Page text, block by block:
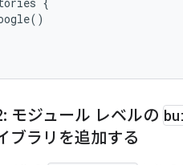
モジュール レベルの
ブラリを追加する